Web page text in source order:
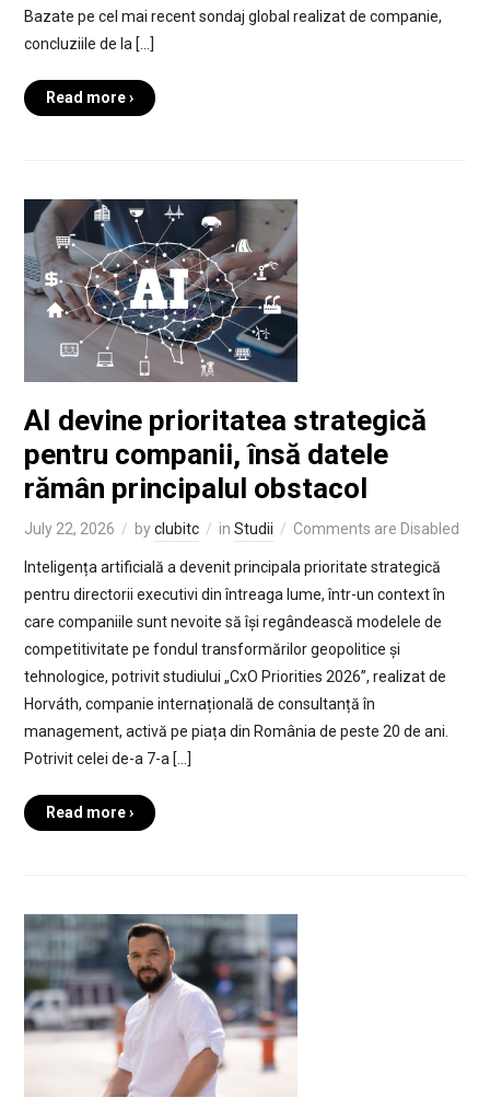
Bazate pe cel mai recent sondaj global realizat de companie,
concluziile de la […]
Read more ›
AI devine prioritatea strategică
pentru companii, însă datele
rămân principalul obstacol
July 22, 2026 byclubitc in Studii Comments are Disabled
Inteligența artificială a devenit principala prioritate strategică
pentru directorii executivi din întreaga lume, într-un context în
care companiile sunt nevoite să își regândească modelele de
competitivitate pe fondul transformărilor geopolitice și
tehnologice, potrivit studiului „CxO Priorities 2026”, realizat de
Horváth, companie internațională de consultanță în
management, activă pe piața din România de peste 20 de ani.
Potrivit celei de-a 7-a […]
Read more ›